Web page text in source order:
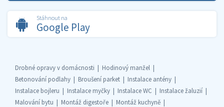
Stáhnout na
Google Play
Drobné opravy v domácnosti
Hodinový manžel
Betonování podlahy
Broušení parket
Instalace antény
Instalace bojleru
Instalace myčky Instalace WC
Instalace žaluzií
Malování bytu
Montáž digestoře
Montáž kuchyně